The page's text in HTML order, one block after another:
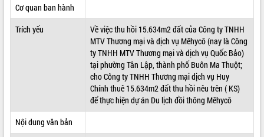
HỆ THỐNG VĂN BẢN
VĂN BẢN HĐND TỈNH
Cơ quan ban hành
Trích yếu
Về việc thu hồi 15.634m2 đất của Công ty TNHH
MTV Thương mại và dịch vụ Mêhycô (nay là Công
ty TNHH MTV Thương mại và dịch vụ Quốc Bảo)
tại phường Tân Lập, thành phố Buôn Ma Thuột;
cho Công ty TNHH Thương mại dịch vụ Huy
Chính thuê 15.634m2 đất thu hồi nêu trên ( KS)
để thực hiện dự án Du lịch đồi thông Mêhycô
Nội dung văn bản